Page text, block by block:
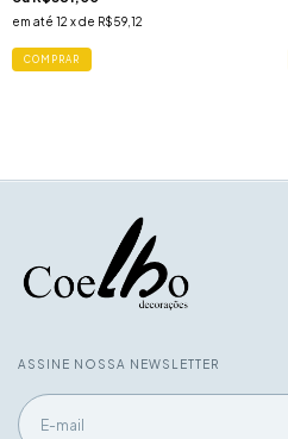
em até 12 x de R$59,12
ASSINE NOSSA NEWSLETTER